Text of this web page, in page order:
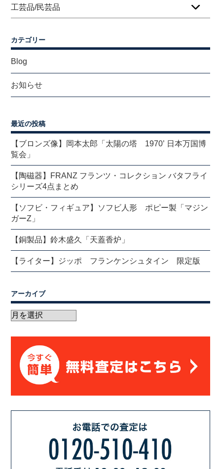
工芸品/民芸品
カテゴリー
Blog
お知らせ
最近の投稿
【ブロンズ像】岡本太郎「太陽の塔 1970’ 日本万国博
覧会」
【陶磁器】FRANZ フランツ・コレクション バタフライ
シリーズ4点まとめ
【ソフビ・フィギュア】ソフビ人形 ポピー製「マジン
ガーZ」
【銅製品】鈴木盛久「天蓋香炉」
【ライター】ジッポ フランケンシュタイン 限定版
アーカイブ